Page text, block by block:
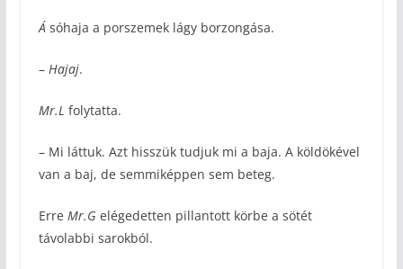
Ásóhaja a porszemek lágy borzongása.
– Hajaj.
Mr.L folytatta.
– Mi láttuk. Azt hisszük tudjuk mi a baja. A köldökével
van a baj, de semmiképpen sem beteg.
Erre Mr.G elégedetten pillantott körbe a sötét
távolabbi sarokból.